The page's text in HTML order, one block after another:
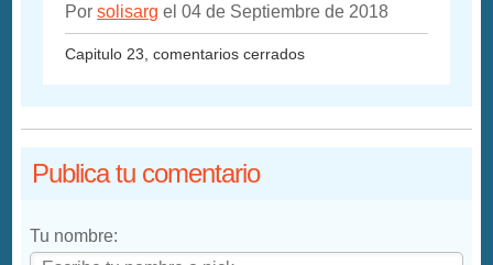
Porsolisarg el 04 de Septiembre de 2018
Capitulo 23, comentarios cerrados
Publica tu comentario
Tu nombre: